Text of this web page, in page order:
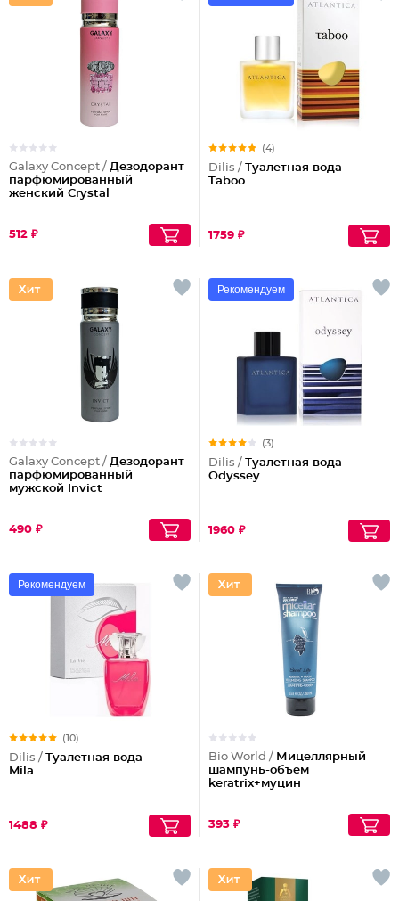
Galaxy Concept / Дезодорант
парфюмированный
женский Crystal
512 ₽
(4)
Dilis / Туалетная вода
Taboo
1759 ₽
Galaxy Concept / Дезодорант
парфюмированный
мужской Invict
490 ₽
Рекомендуем
(3)
Dilis / Туалетная вода
Odyssey
1960 ₽
Рекомендуем
(10)
Dilis / Туалетная вода
Mila
1488 ₽
Bio World / Мицеллярный
шампунь-объем
keratrix+муцин
393 ₽